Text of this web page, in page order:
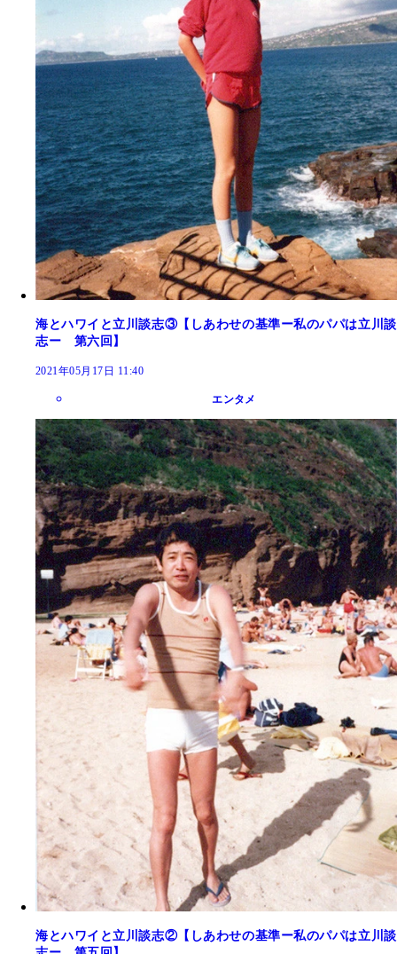
海とハワイと立川談志③【しあわせの基準ー私のパパは立川談
志ー 第六回】
2021年05月17日 11:40
エンタメ
海とハワイと立川談志②【しあわせの基準ー私のパパは立川談